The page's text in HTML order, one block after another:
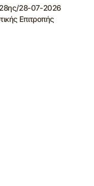
28-07-2026
Επιτροπής